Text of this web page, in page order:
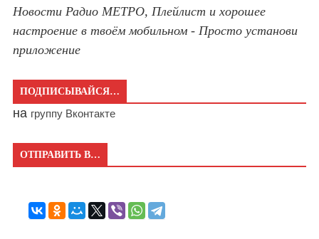
Новости Радио МЕТРО, Плейлист и хорошее
настроение в твоём мобильном - Просто установи
приложение
ПОДПИСЫВАЙСЯ…
на группу Вконтакте
ОТПРАВИТЬ В…